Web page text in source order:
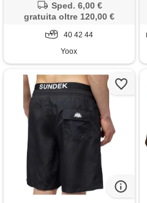
Sped. 6,00 €
gratuita oltre 120,00 €
40 42 44
Yoox